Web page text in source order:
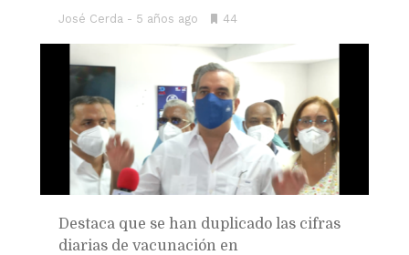
José Cerda 5 años ago
•44
Destaca que se han duplicado las cifras
diarias de vacunación en